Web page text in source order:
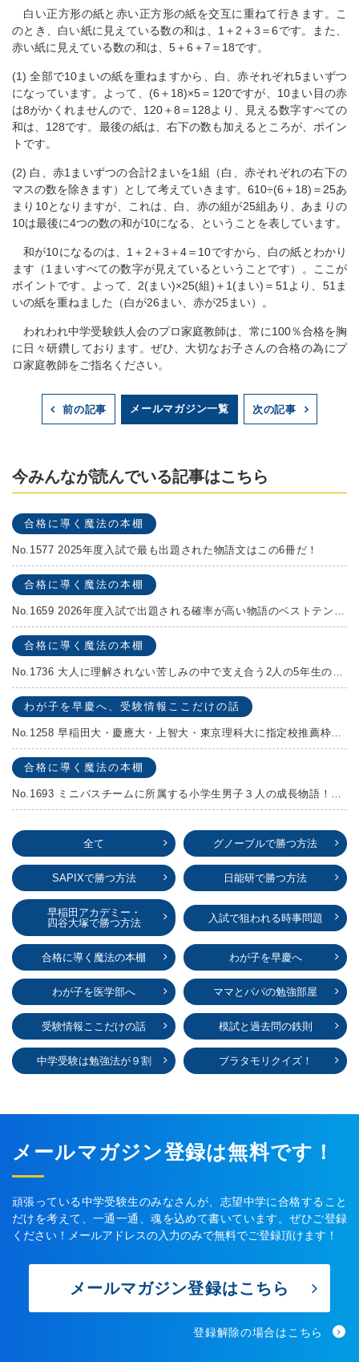
白い正方形の紙と赤い正方形の紙を交互に重ねて行きます。こ
のとき、白い紙に見えている数の和は、1＋2＋3＝6です。また、
赤い紙に見えている数の和は、5＋6＋7＝18です。
(1) 全部で10まいの紙を重ねますから、白、赤それぞれ5まいずつ
になっています。よって、(6＋18)×5＝120ですが、10まい目の赤
は8がかくれませんので、120＋8＝128より、見える数字すべての
和は、128です。最後の紙は、右下の数も加えるところが、ポイン
トです。
(2) 白、赤1まいずつの合計2まいを1組（白、赤それぞれの右下の
マスの数を除きます）として考えていきます。610÷(6＋18)＝25あ
まり10となりますが、これは、白、赤の組が25組あり、あまりの
10は最後に4つの数の和が10になる、ということを表しています。
和が10になるのは、1＋2＋3＋4＝10ですから、白の紙とわかり
ます（1まいすべての数字が見えているということです）。ここが
ポイントです。よって、2(まい)×25(組)＋1(まい)＝51より、51ま
いの紙を重ねました（白が26まい、赤が25まい）。
われわれ中学受験鉄人会のプロ家庭教師は、常に100％合格を胸
に日々研鑽しております。ぜひ、大切なお子さんの合格の為にプ
ロ家庭教師をご指名ください。
前の記事 メールマガジン一覧 次の記事
今みんなが読んでいる記事はこちら
合格に導く魔法の本棚
No.1577 2025年度入試で最も出題された物語文はこの6冊だ！
合格に導く魔法の本棚
No.1659 2026年度入試で出題される確率が高い物語のベストテンを発表します！
合格に導く魔法の本棚
No.1736 大人に理解されない苦しみの中で支え合う2人の5年生の成長物語！『夏の迷子』村上しいこ
わが子を早慶へ、受験情報ここだけの話
No.1258 早稲田大・慶應大・上智大・東京理科大に指定校推薦枠がある学校
合格に導く魔法の本棚
No.1693 ミニバスチームに所属する小学生男子３人の成長物語！『ポジション！』高田由紀子 予想問題付き！
全て グノーブルで勝つ方法
SAPIXで勝つ方法 日能研で勝つ方法
早稲田アカデミー・
四谷大塚で勝つ方法
入試で狙われる時事問題
合格に導く魔法の本棚 わが子を早慶へ
わが子を医学部へ ママとパパの勉強部屋
受験情報ここだけの話 模試と過去問の鉄則
中学受験は勉強法が９割 ブラタモリクイズ！
メールマガジン登録は無料です！
頑張っている中学受験生のみなさんが、志望中学に合格すること
だけを考えて、一通一通、魂を込めて書いています。ぜひご登録
ください！メールアドレスの入力のみで無料でご登録頂けます！
メールマガジン登録はこちら
登録解除の場合はこちら